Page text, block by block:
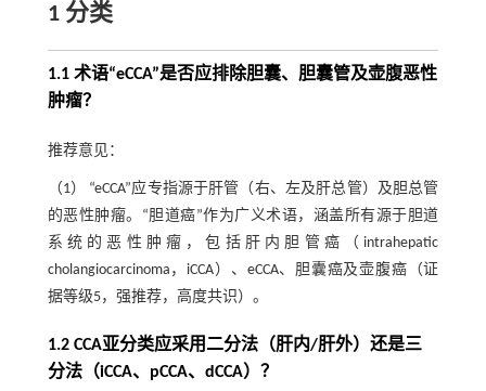
1 分类
1.1 术语“eCCA”是否应排除胆囊、胆囊管及壶腹恶性
肿瘤？
推荐意见：
（1） “eCCA”应专指源于肝管（右、左及肝总管）及胆总管
的恶性肿瘤。“胆道癌”作为广义术语，涵盖所有源于胆道
系统的恶性肿瘤，包括肝内胆管癌（intrahepatic
cholangiocarcinoma，iCCA）、eCCA、胆囊癌及壶腹癌（证
据等级5，强推荐，高度共识）。
1.2 CCA亚分类应采用二分法（肝内/肝外）还是三
分法（iCCA、pCCA、dCCA）？